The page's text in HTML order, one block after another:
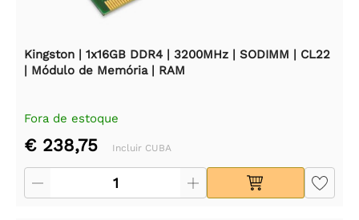
Kingston | 1x16GB DDR4 | 3200MHz | SODIMM | CL22
| Módulo de Memória | RAM
Fora de estoque
€ 238,75 Incluir CUBA